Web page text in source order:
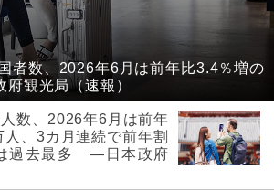
者数、2026年6月は前年比3.4％増の
観光局（速報）
人数、2026年6月は前年
、3カ月連続で前年割
過去最多 ―日本政府